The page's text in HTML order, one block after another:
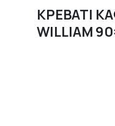
ΚΡΕΒΑΤΙ
WILLIAM